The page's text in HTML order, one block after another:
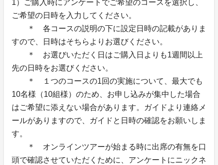
1）ご購入時にアンケートでご希望のコースを選択し、
ご希望の日時を入力してください。
＊ 各コースの説明の下に設定日時の記載がありま
すので、日時はそちらよりお選びください。
＊ お選びいただく日はご購入日よりも1週間以上
先の日時をお選びください。
＊ １つのコースの1回の実施について、最大でも
10名様（10組様）のため、お申し込みが集中した場合
はご希望に添えない場合があります。ガイドより連絡メ
ールがありますので、ガイドと日時の確認をお願いしま
す。
＊ オンラインツアーが始まる時に出席の有無を口
頭で確認させていただくために、アンケートにニックネ